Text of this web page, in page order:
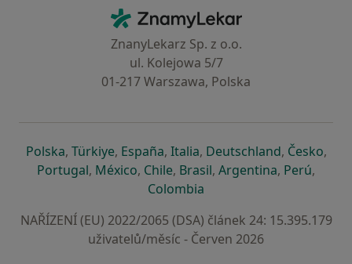
ZnamyLekar - Hlavní stránka
ZnanyLekarz Sp. z o.o.
ul. Kolejowa 5/7
01-217 Warszawa, Polska
Polskase otevře v nové záložce
, Türkiyese otevře v nové záložce
, Españase otevře v nové záložce
, Italiase otevře v nové záložce
, Deutschlandse otevře v
, Českose
,
Portugalse otevře v nové záložce
, Méxicose otevře v nové záložce
, Chilese otevře v nové záložce
, Brasilse otevře v nové
, Argentinase otevře v
, Perúse
,
Colombia
NAŘÍZENÍ (EU) 2022/2065 (DSA) článek 24: 15.395.179
uživatelů/měsíc - Červen 2026